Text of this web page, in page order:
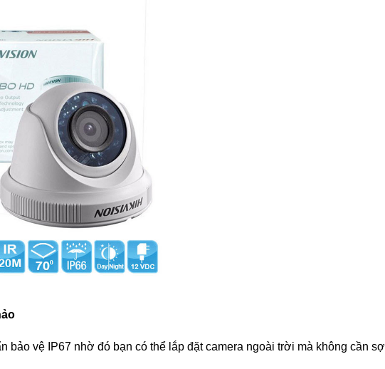
bảo vệ IP67 nhờ đó bạn có thể lắp đặt camera ngoài trời mà không cần sợ